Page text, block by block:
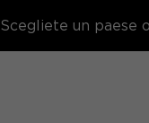
Scegliete un paese